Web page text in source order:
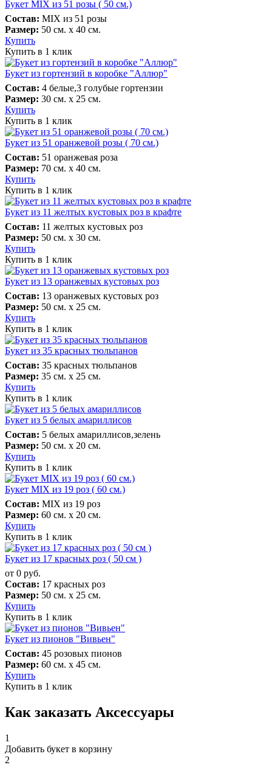
Букет MIX из 51 розы ( 50 см.)
Состав: MIX из 51 розы
Размер: 50 см. х 40 см.
Купить
Купить в 1 клик
Букет из гортензий в коробке "Аллюр"
Состав: 4 белые,3 голубые гортензии
Размер: 30 см. х 25 см.
Купить
Купить в 1 клик
Букет из 51 оранжевой розы ( 70 см.)
Состав: 51 оранжевая роза
Размер: 70 см. х 40 см.
Купить
Купить в 1 клик
Букет из 11 желтых кустовых роз в крафте
Состав: 11 желтых кустовых роз
Размер: 50 см. х 30 см.
Купить
Купить в 1 клик
Букет из 13 оранжевых кустовых роз
Состав: 13 оранжевых кустовых роз
Размер: 50 см. х 25 см.
Купить
Купить в 1 клик
Букет из 35 красных тюльпанов
Состав: 35 красных тюльпанов
Размер: 35 см. х 25 см.
Купить
Купить в 1 клик
Букет из 5 белых амариллисов
Состав: 5 белых амариллисов,зелень
Размер: 50 см. х 20 см.
Купить
Купить в 1 клик
Букет MIX из 19 роз ( 60 см.)
Состав: MIX из 19 роз
Размер: 60 см. х 20 см.
Купить
Купить в 1 клик
Букет из 17 красных роз ( 50 см )
от 0 руб.
Состав: 17 красных роз
Размер: 50 см. х 25 см.
Купить
Купить в 1 клик
Букет из пионов "Вивьен"
Состав: 45 розовых пионов
Размер: 60 см. х 45 см.
Купить
Купить в 1 клик
Как заказать Аксессуары
1
Добавить букет в корзину
2